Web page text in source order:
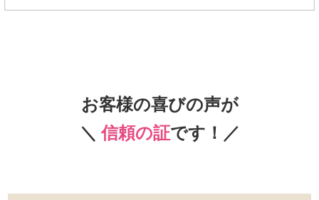
お客様の喜びの声が
＼信頼の証です！／